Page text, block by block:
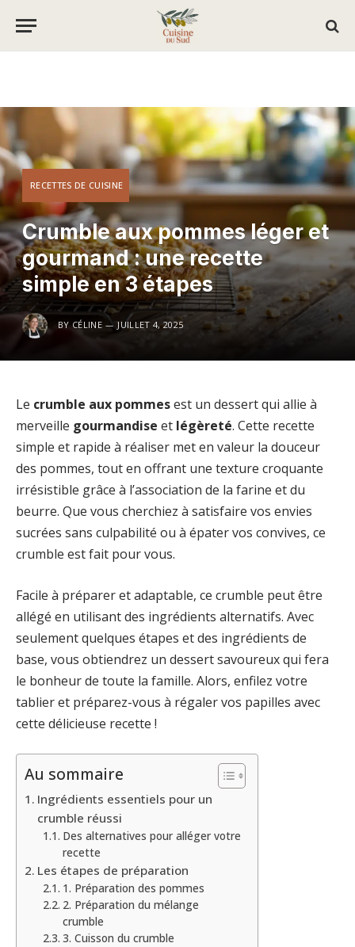
RECETTES DE CUISINE
Crumble aux pommes léger et
gourmand : une recette
simple en 3 étapes
BY CÉLINE JUILLET 4, 2025
Le crumble aux pommesest un dessert qui allie à
merveille gourmandise et légèreté. Cette recette
simple et rapide à réaliser met en valeur la douceur
des pommes, tout en offrant une texture croquante
irrésistible grâce à l’association de la farine et du
beurre. Que vous cherchiez à satisfaire vos envies
sucrées sans culpabilité ou à épater vos convives, ce
crumble est fait pour vous.
Facile à préparer et adaptable, ce crumble peut être
allégé en utilisant des ingrédients alternatifs. Avec
seulement quelques étapes et des ingrédients de
base, vous obtiendrez un dessert savoureux qui fera
le bonheur de toute la famille. Alors, enfilez votre
tablier et préparez-vous à régaler vos papilles avec
cette délicieuse recette !
Au sommaire
Ingrédients essentiels pour un
crumble réussi
Des alternatives pour alléger votre
recette
Les étapes de préparation
1. Préparation des pommes
2. Préparation du mélange
crumble
3. Cuisson du crumble